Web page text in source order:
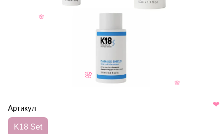
Артикул
K18 Set